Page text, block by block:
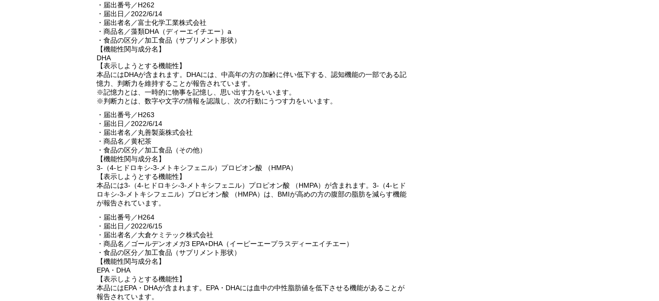
・届出番号／H262
・届出日／2022/6/14
・届出者名／富士化学工業株式会社
・商品名／藻類DHA（ディーエイチエー）a
・食品の区分／加工食品（サプリメント形状）
【機能性関与成分名】
DHA
【表示しようとする機能性】
本品にはDHAが含まれます。DHAには、中高年の方の加齢に伴い低下する、認知機能の一部である記
憶力、判断力を維持することが報告されています。
※記憶力とは、一時的に物事を記憶し、思い出す力をいいます。
※判断力とは、数字や文字の情報を認識し、次の行動にうつす力をいいます。
・届出番号／H263
・届出日／2022/6/14
・届出者名／丸善製薬株式会社
・商品名／黄杞茶
・食品の区分／加工食品（その他）
【機能性関与成分名】
3-（4-ヒドロキシ-3-メトキシフェニル）プロピオン酸 （HMPA）
【表示しようとする機能性】
本品には3-（4-ヒドロキシ-3-メトキシフェニル）プロピオン酸 （HMPA）が含まれます。3-（4-ヒド
ロキシ-3-メトキシフェニル）プロピオン酸 （HMPA）は、BMIが高めの方の腹部の脂肪を減らす機能
が報告されています。
・届出番号／H264
・届出日／2022/6/15
・届出者名／大倉ケミテック株式会社
・商品名／ゴールデンオメガ3 EPA+DHA（イーピーエープラスディーエイチエー）
・食品の区分／加工食品（サプリメント形状）
【機能性関与成分名】
EPA・DHA
【表示しようとする機能性】
本品にはEPA・DHAが含まれます。EPA・DHAには血中の中性脂肪値を低下させる機能があることが
報告されています。